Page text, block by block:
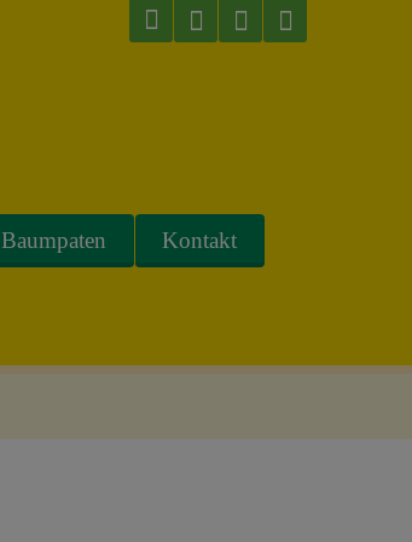
Baumpaten Kontakt